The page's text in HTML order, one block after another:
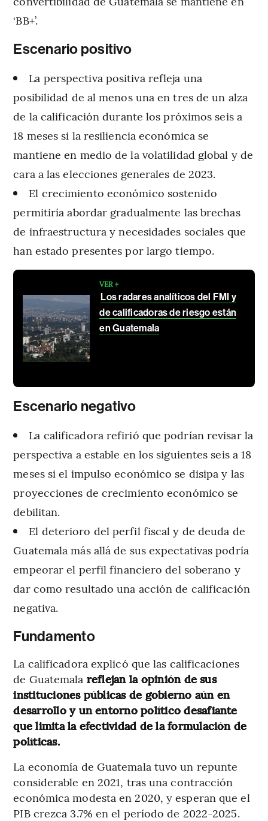
‘BB+’.
Escenario positivo
La perspectiva positiva refleja una
posibilidad de al menos una en tres de un alza
de la calificación durante los próximos seis a
18 meses si la resiliencia económica se
mantiene en medio de la volatilidad global y de
cara a las elecciones generales de 2023.
El crecimiento económico sostenido
permitiría abordar gradualmente las brechas
de infraestructura y necesidades sociales que
han estado presentes por largo tiempo.
VER +
Los radares analíticos del FMI y
de calificadoras de riesgo están
en Guatemala
Escenario negativo
La calificadora refirió que podrían revisar la
perspectiva a estable en los siguientes seis a 18
meses si el impulso económico se disipa y las
proyecciones de crecimiento económico se
debilitan.
El deterioro del perfil fiscal y de deuda de
Guatemala más allá de sus expectativas podría
empeorar el perfil financiero del soberano y
dar como resultado una acción de calificación
negativa.
Fundamento
La calificadora explicó que las calificaciones
de Guatemala reflejan la opinión de sus
instituciones públicas de gobierno aún en
desarrollo y un entorno político desafiante
que limita la efectividad de la formulación de
políticas.
La economía de Guatemala tuvo un repunte
considerable en 2021, tras una contracción
económica modesta en 2020, y esperan que el
PIB crezca 3.7% en el período de 2022-2025.